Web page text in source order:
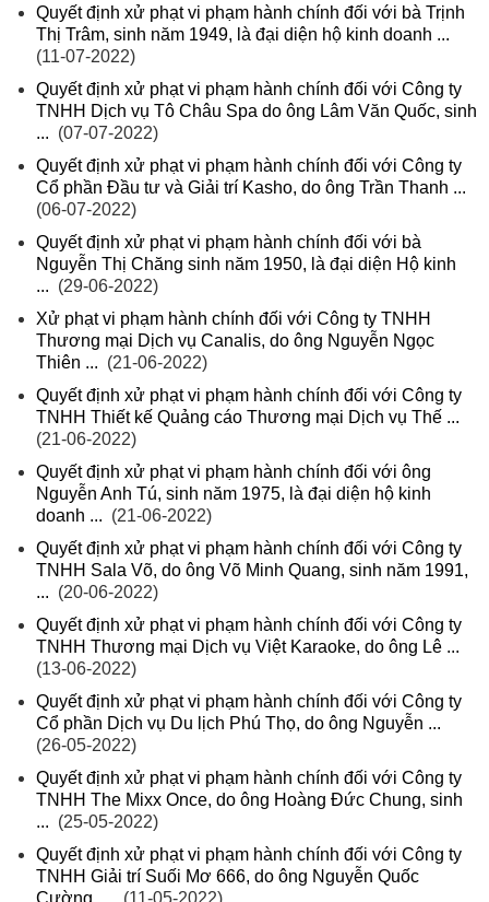
Quyết định xử phạt vi phạm hành chính đối với bà Trịnh
Thị Trâm, sinh năm 1949, là đại diện hộ kinh doanh ...
(11-07-2022)
Quyết định xử phạt vi phạm hành chính đối với Công ty
TNHH Dịch vụ Tô Châu Spa do ông Lâm Văn Quốc, sinh
... (07-07-2022)
Quyết định xử phạt vi phạm hành chính đối với Công ty
Cổ phần Đầu tư và Giải trí Kasho, do ông Trần Thanh ...
(06-07-2022)
Quyết định xử phạt vi phạm hành chính đối với bà
Nguyễn Thị Chăng sinh năm 1950, là đại diện Hộ kinh
... (29-06-2022)
Xử phạt vi phạm hành chính đối với Công ty TNHH
Thương mại Dịch vụ Canalis, do ông Nguyễn Ngọc
Thiên ... (21-06-2022)
Quyết định xử phạt vi phạm hành chính đối với Công ty
TNHH Thiết kế Quảng cáo Thương mại Dịch vụ Thế ...
(21-06-2022)
Quyết định xử phạt vi phạm hành chính đối với ông
Nguyễn Anh Tú, sinh năm 1975, là đại diện hộ kinh
doanh ... (21-06-2022)
Quyết định xử phạt vi phạm hành chính đối với Công ty
TNHH Sala Võ, do ông Võ Minh Quang, sinh năm 1991,
... (20-06-2022)
Quyết định xử phạt vi phạm hành chính đối với Công ty
TNHH Thương mại Dịch vụ Việt Karaoke, do ông Lê ...
(13-06-2022)
Quyết định xử phạt vi phạm hành chính đối với Công ty
Cổ phần Dịch vụ Du lịch Phú Thọ, do ông Nguyễn ...
(26-05-2022)
Quyết định xử phạt vi phạm hành chính đối với Công ty
TNHH The Mixx Once, do ông Hoàng Đức Chung, sinh
... (25-05-2022)
Quyết định xử phạt vi phạm hành chính đối với Công ty
TNHH Giải trí Suối Mơ 666, do ông Nguyễn Quốc
Cường, ...
(11-05-2022)